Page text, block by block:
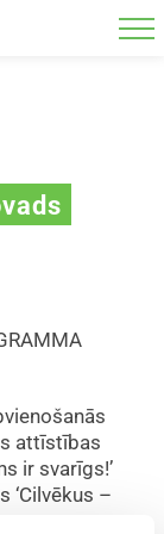
attīstības
ir svarīgs!’
‘Cilvēkus –